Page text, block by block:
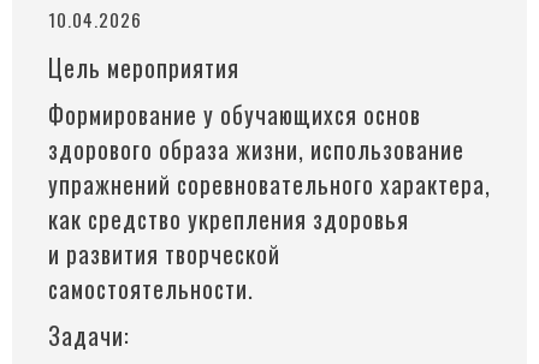
10.04.2026
Цель мероприятия
Формирование у обучающихся основ
здорового образа жизни, использование
упражнений соревновательного характера,
как средство укрепления здоровья
и развития творческой
самостоятельности.
Задачи: